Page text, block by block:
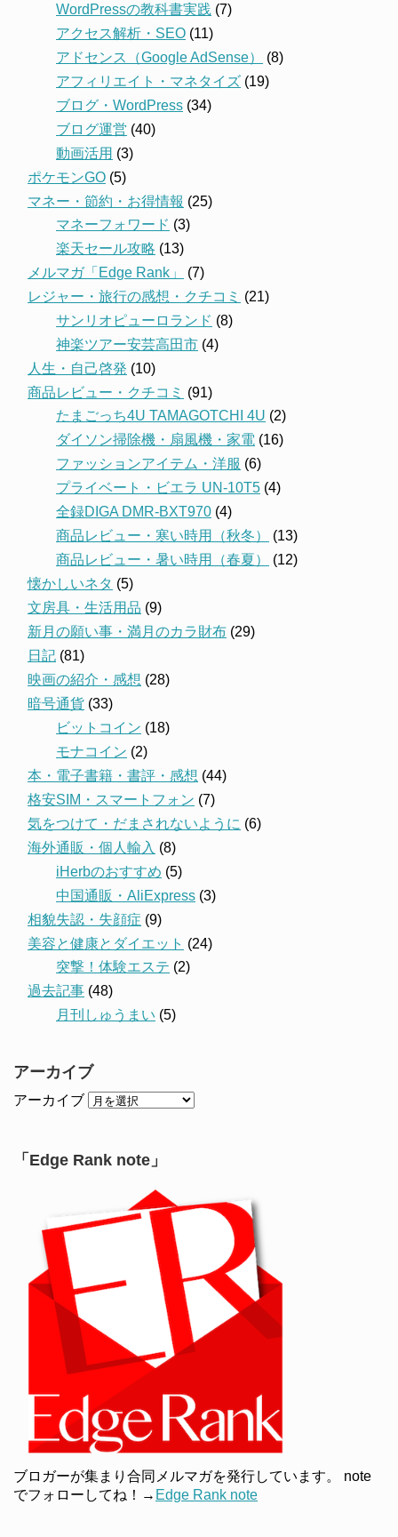
WordPressの教科書実践 (7)
アクセス解析・SEO (11)
アドセンス（Google AdSense）
(8)
アフィリエイト・マネタイズ (19)
ブログ・WordPress (34)
ブログ運営 (40)
動画活用 (3)
ポケモンGO (5)
マネー・節約・お得情報 (25)
マネーフォワード (3)
楽天セール攻略 (13)
メルマガ「Edge Rank」
(7)
レジャー・旅行の感想・クチコミ (21)
サンリオピューロランド (8)
神楽ツアー安芸高田市 (4)
人生・自己啓発 (10)
商品レビュー・クチコミ (91)
たまごっち4U TAMAGOTCHI 4U (2)
ダイソン掃除機・扇風機・家電 (16)
ファッションアイテム・洋服 (6)
プライベート・ビエラ UN-10T5 (4)
全録DIGA DMR-BXT970 (4)
商品レビュー・寒い時用（秋冬）
(13)
商品レビュー・暑い時用（春夏）
(12)
懐かしいネタ (5)
文房具・生活用品 (9)
新月の願い事・満月のカラ財布 (29)
日記 (81)
映画の紹介・感想 (28)
暗号通貨 (33)
ビットコイン (18)
モナコイン (2)
本・電子書籍・書評・感想 (44)
格安SIM・スマートフォン (7)
気をつけて・だまされないように (6)
海外通販・個人輸入 (8)
iHerbのおすすめ (5)
中国通販・AliExpress (3)
相貌失認・失顔症 (9)
美容と健康とダイエット (24)
突撃！体験エステ (2)
過去記事 (48)
月刊しゅうまい (5)
アーカイブ
アーカイブ
「Edge Rank note」
ブロガーが集まり合同メルマガを発行しています。 note
でフォローしてね！→ Edge Rank note